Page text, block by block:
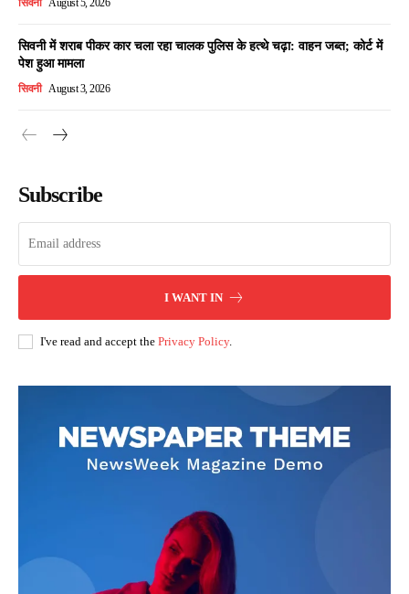
सिवनी August 5, 2026
सिवनी में शराब पीकर कार चला रहा चालक पुलिस के हत्थे चढ़ा: वाहन जब्त; कोर्ट में
पेश हुआ मामला
सिवनी August 3, 2026
Subscribe
I WANT IN
I've read and accept the Privacy Policy.